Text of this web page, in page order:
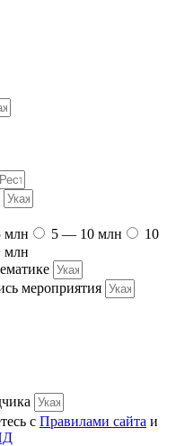
5 — 10 млн
10
млн
мероприятия
с Правилами сайта и